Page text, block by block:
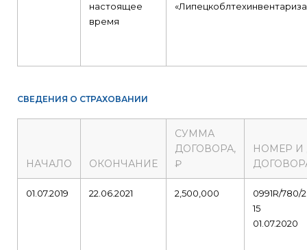
настоящее
время
СВЕДЕНИЯ О СТРАХОВАНИИ
НАЧАЛО ОКОНЧАНИЕ
СУММА
ДОГОВОРА,
₽
НОМЕР И
01.07.2019 22.06.2021 2,500,000
0991R/780/
15
01.07.2020